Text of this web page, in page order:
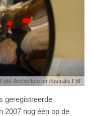
Foto: Archieffoto ter illustratie FBF
geregistreerde
2007 nog één op de